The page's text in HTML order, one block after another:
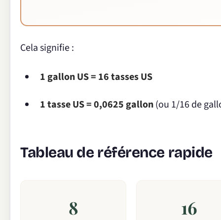
Cela signifie :
1 gallon US = 16 tasses US
1 tasse US = 0,0625 gallon(ou 1/16 de
Tableau de référence rapide
8 16